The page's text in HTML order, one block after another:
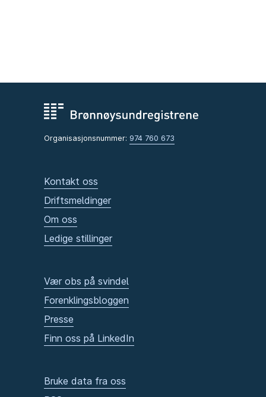
Organisasjonsnummer: 974 760 673
Kontakt oss
Driftsmeldinger
Om oss
Ledige stillinger
Vær obs på svindel
Forenklingsbloggen
Presse
Finn oss på LinkedIn
Bruke data fra oss